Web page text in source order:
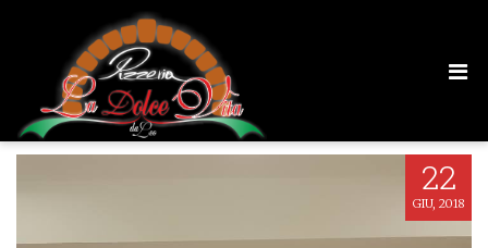
22
GIU, 2018